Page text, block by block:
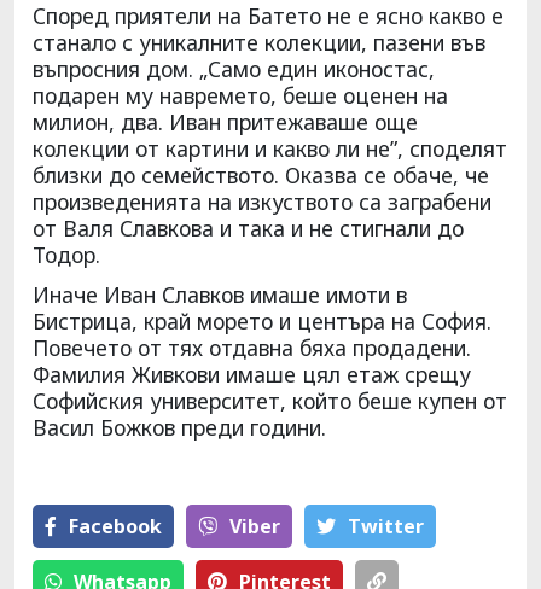
Според приятели на Батето не е ясно какво е
станало с уникалните колекции, пазени във
въпросния дом. „Само един иконостас,
подарен му навремето, беше оценен на
милион, два. Иван притежаваше още
колекции от картини и какво ли не”, споделят
близки до семейството. Оказва се обаче, че
произведенията на изкуството са заграбени
от Валя Славкова и така и не стигнали до
Тодор.
Иначе Иван Славков имаше имоти в
Бистрица, край морето и центъра на София.
Повечето от тях отдавна бяха продадени.
Фамилия Живкови имаше цял етаж срещу
Софийския университет, който беше купен от
Васил Божков преди години.
Facebook Viber Тwitter
Whatsapp Pinterest